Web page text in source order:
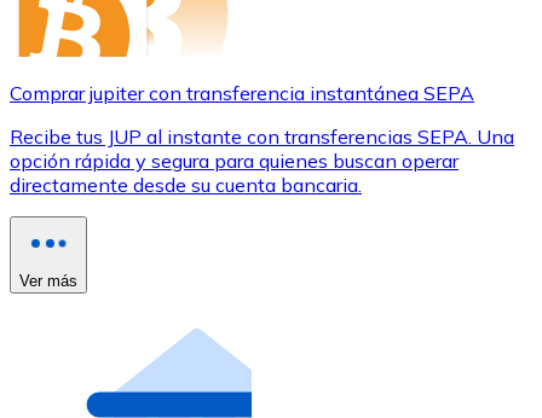
Comprar jupiter con transferencia instantánea SEPA
Recibe tus JUP al instante con transferencias SEPA. Una
opción rápida y segura para quienes buscan operar
directamente desde su cuenta bancaria.
Ver más